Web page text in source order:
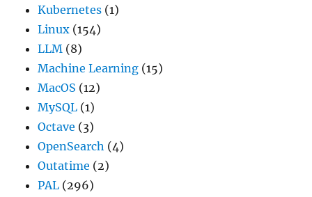
Kubernetes (1)
Linux (154)
LLM (8)
Machine Learning (15)
MacOS (12)
MySQL (1)
Octave (3)
OpenSearch (4)
Outatime (2)
PAL (296)